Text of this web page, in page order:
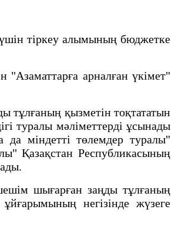
тіркеу алымының бюджетке
арналған үкімет"
тұлғаның қызметін тоқтататын
туралы мәліметтерді ұсынады
міндетті төлемдер туралы"
Қазақстан Республикасының
шығарған заңды тұлғаның
негізінде жүзеге